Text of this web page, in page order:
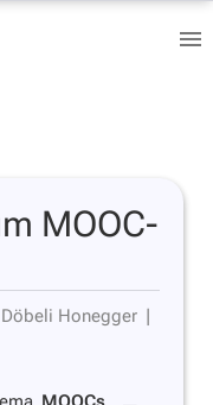
MOOC-
Honegger |